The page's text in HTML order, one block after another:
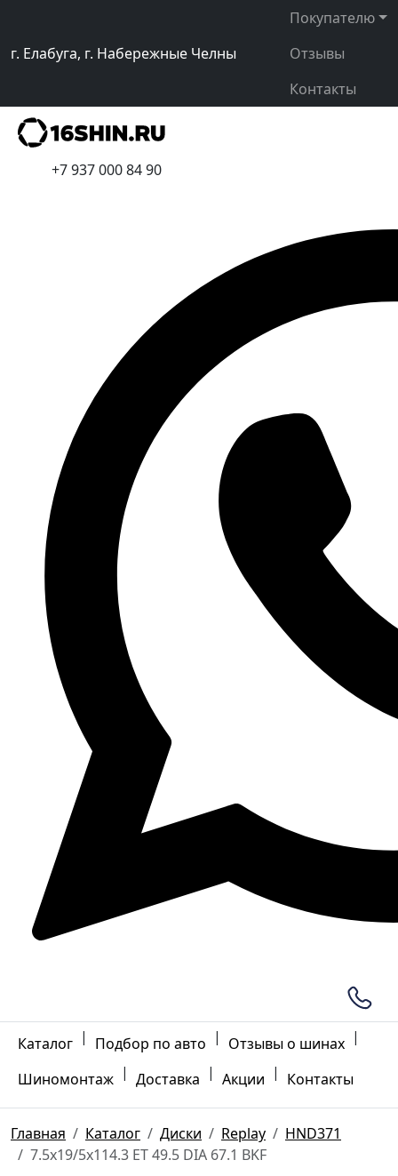
г. Елабуга, г. Набережные Челны
Покупателю
Отзывы
Контакты
+7 937 000 84 90
Каталог | Подбор по авто | Отзывы о шинах |
Шиномонтаж | Доставка | Акции | Контакты
Главная Каталог Диски Replay
HND371
7.5x19/5x114.3 ET 49.5 DIA 67.1 BKF